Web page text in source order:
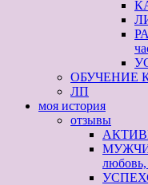
ОБУЧЕНИЕ
ЛП
моя история
отзывы
любовь,